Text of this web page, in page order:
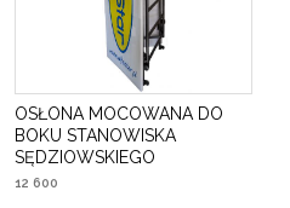
OSŁONA MOCOWANA DO
BOKU STANOWISKA
SĘDZIOWSKIEGO
12 600